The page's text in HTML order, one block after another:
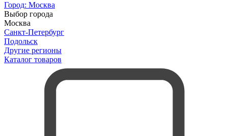
Город: Москва
Выбор города
Москва
Санкт-Петербург
Подольск
Другие регионы
Каталог товаров